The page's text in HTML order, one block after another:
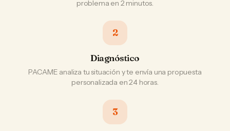
problema en 2 minutos.
2
Diagnóstico
PACAME analiza tu situación y te envía una propuesta
personalizada en 24 horas.
3